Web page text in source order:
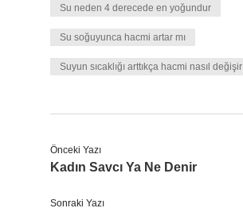
Su neden 4 derecede en yoğundur
Su soğuyunca hacmi artar mı
Suyun sıcaklığı arttıkça hacmi nasıl değişir
Önceki Yazı
Kadın Savcı Ya Ne Denir
Sonraki Yazı